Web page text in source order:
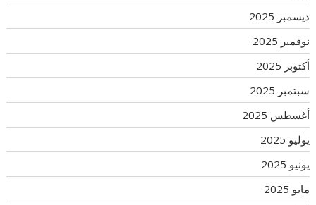
ديسمبر 2025
نوفمبر 2025
أكتوبر 2025
سبتمبر 2025
أغسطس 2025
يوليو 2025
يونيو 2025
مايو 2025